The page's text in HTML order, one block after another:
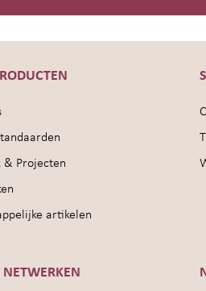
& Projecten
artikelen
NETWERKEN